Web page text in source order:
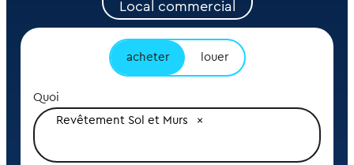
Local commercial
acheter louer
Quoi
Revêtement Sol et Murs